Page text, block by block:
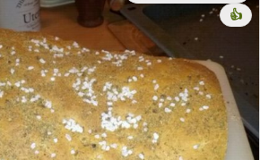
👍